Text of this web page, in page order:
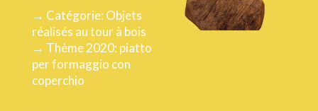
→ Catégorie: Objets
réalisés au tour à bois
→ Thème 2020: piatto
per formaggio con
coperchio